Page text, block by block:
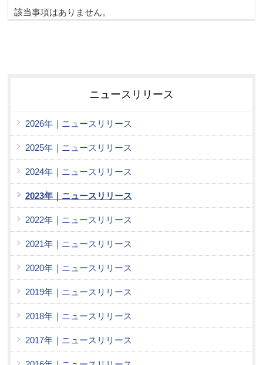
該当事項はありません。
ニュースリリース
2026年｜ニュースリリース
2025年｜ニュースリリース
2024年｜ニュースリリース
2023年｜ニュースリリース
2022年｜ニュースリリース
2021年｜ニュースリリース
2020年｜ニュースリリース
2019年｜ニュースリリース
2018年｜ニュースリリース
2017年｜ニュースリリース